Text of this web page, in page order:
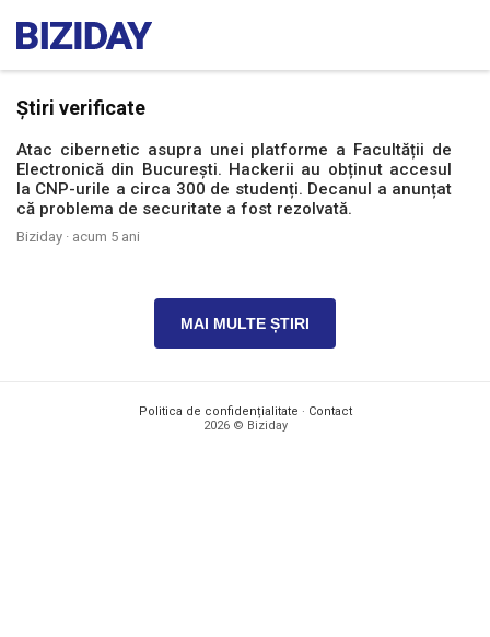
Știri verificate
Atac cibernetic asupra unei platforme a Facultății de
Electronică din București. Hackerii au obținut accesul
la CNP-urile a circa 300 de studenți. Decanul a anunțat
că problema de securitate a fost rezolvată.
Biziday · acum 5 ani
MAI MULTE ȘTIRI
Politica de confidențialitate · Contact
2026 © Biziday